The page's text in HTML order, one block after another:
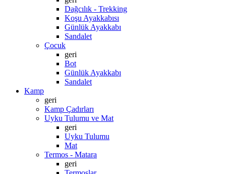
Dağcılık - Trekking
Koşu Ayakkabısı
Günlük Ayakkabı
Sandalet
Çocuk
geri
Bot
Günlük Ayakkabı
Sandalet
Kamp
geri
Kamp Çadırları
Uyku Tulumu ve Mat
geri
Uyku Tulumu
Mat
Termos - Matara
geri